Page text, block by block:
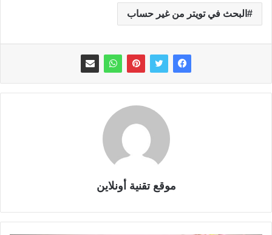
البحث في تويتر من غير حساب
موقع تقنية أونلاين